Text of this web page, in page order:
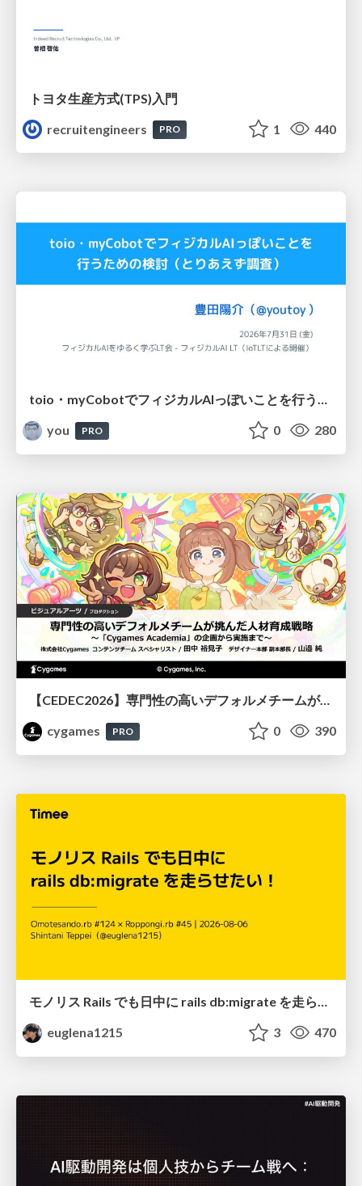
トヨタ⽣産⽅式(TPS)⼊⾨
recruitengineers
PRO 1 440
toio・myCobotでフィジカルAIっぽいことを行うための検討（とりあえず調査） / フィジカルAI LT（IoTLTによる開催）
you
PRO 0 280
【CEDEC2026】専門性の高いデフォルメチームが挑んだ人材育成戦略 〜Cygames Academiaの企画から実施まで〜
cygames
PRO 0 390
euglena1215
3 470